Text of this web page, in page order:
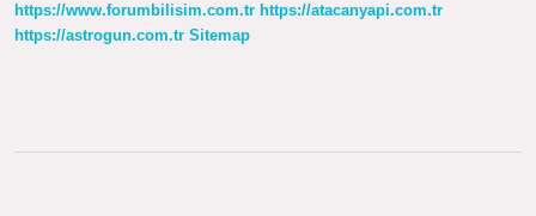
https://www.forumbilisim.com.tr https://atacanyapi.com.tr
https://astrogun.com.tr Sitemap